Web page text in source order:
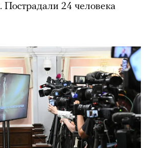
24 человека